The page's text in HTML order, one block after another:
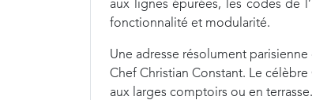
aux lignes épurées, les codes de
fonctionnalité et modularité.
Une adresse résolument
Chef Christian Constant. Le
aux larges comptoirs ou en terrasse.